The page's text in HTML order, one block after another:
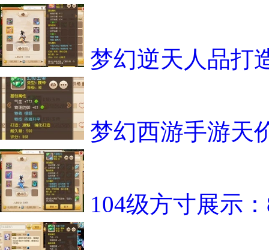
梦幻逆天人品打
梦幻西游手游天
104级方寸展示